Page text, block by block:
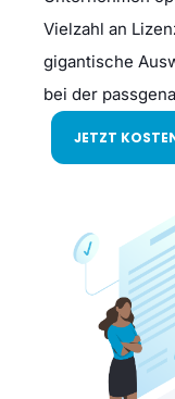
Vielzahl an
gigantische
bei der
JETZT